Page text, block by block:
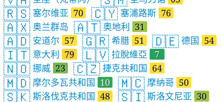
🇷🇸 塞尔维亚 70 🇨🇾 塞浦路斯 76
🇦🇽 奥兰群岛 🇦🇹 奥地利 31
🇦🇩 安道尔 57 🇬🇷 希腊 51 🇩🇪 德国 54
🇮🇹 意大利 79 🇱🇻 拉脫維亞 7
🇳🇴 挪威 23 🇨🇿 捷克共和国 64
🇲🇩 摩尔多瓦共和国 10 🇲🇨 摩纳哥 50
🇸🇰 斯洛伐克共和国 48 🇸🇮 斯洛文尼亚 30